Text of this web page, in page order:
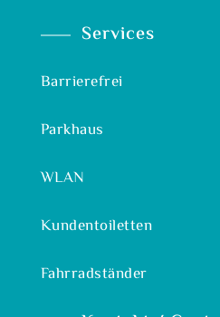
Services
Barrierefrei
Parkhaus
WLAN
Kundentoiletten
Fahrradständer